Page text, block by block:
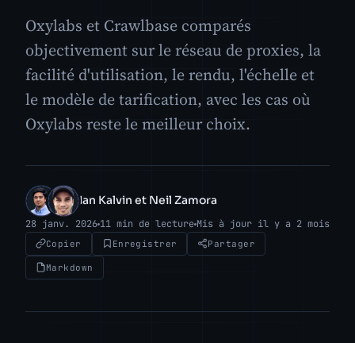
Oxylabs et Crawlbase comparés
objectivement sur le réseau de proxies, la
facilité d'utilisation, le rendu, l'échelle et
le modèle de tarification, avec les cas où
Oxylabs reste le meilleur choix.
IK NZ Ian Kalvin et Neil Zamora
28 janv. 2026 11 min de lecture Mis à jour il y a 2 mois
Copier Enregistrer Partager
Markdown